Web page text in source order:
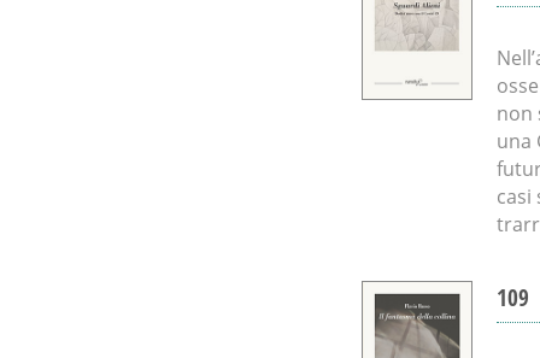
non
una
casi
109